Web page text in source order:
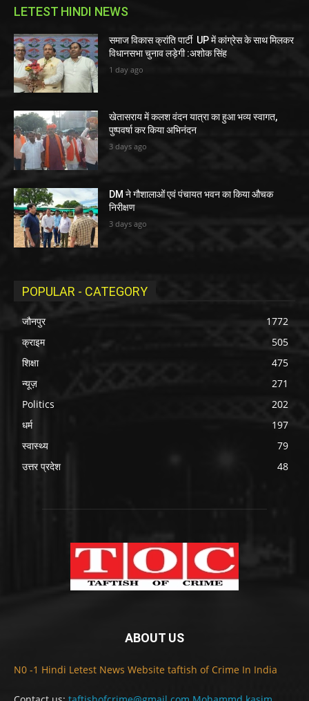
LETEST HINDI NEWS
समाज विकास क्रांति पार्टी UP में कांग्रेस के साथ मिलकर
विधानसभा चुनाव लड़ेगी :अशोक सिंह
1 day ago
खेतासराय में कलश वंदन यात्रा का हुआ भव्य स्वागत,
पुष्पवर्षा कर किया अभिनंदन
3 days ago
DM ने गौशालाओं एवं पंचायत भवन का किया औचक
निरीक्षण
3 days ago
POPULAR - CATEGORY
जौनपुर
1772
क्राइम
505
शिक्षा
475
न्यूज़
271
Politics
202
धर्म
197
स्वास्थ्य
79
उत्तर प्रदेश
48
ABOUT US
N0 -1 Hindi Letest News Website taftish of Crime In India